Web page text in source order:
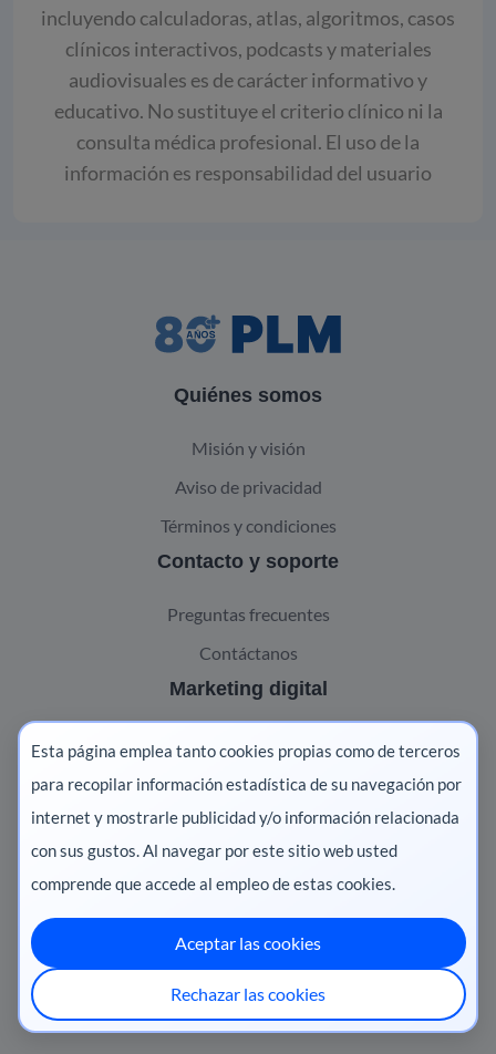
incluyendo calculadoras, atlas, algoritmos, casos
clínicos interactivos, podcasts y materiales
audiovisuales es de carácter informativo y
educativo. No sustituye el criterio clínico ni la
consulta médica profesional. El uso de la
información es responsabilidad del usuario
Quiénes somos
Misión y visión
Aviso de privacidad
Términos y condiciones
Contacto y soporte
Preguntas frecuentes
Contáctanos
Marketing digital
Pharma
Salud animal
Salud vegetal
México
·
Ecuador·Perú·
Centroamérica
Chile
Esta página emplea tanto cookies propias como de terceros
para recopilar información estadística de su navegación por
internet y mostrarle publicidad y/o información relacionada
con sus gustos. Al navegar por este sitio web usted
comprende que accede al empleo de estas cookies.
Aceptar las cookies
Rechazar las cookies